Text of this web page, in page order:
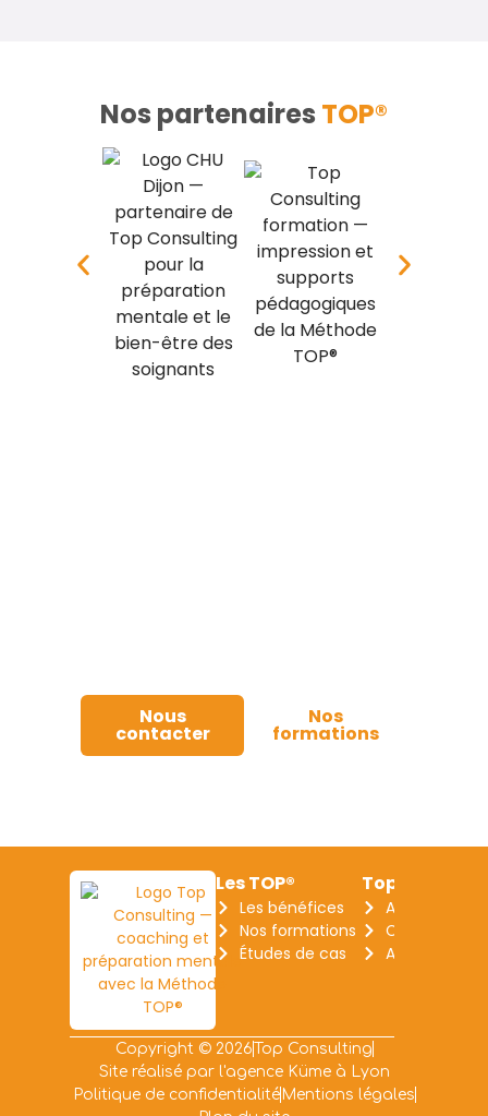
Nos partenaires TOP®
Nous
contacter
Nos
formations
Les TOP®
Les bénéfices
Nos formations
Études de cas
Top
A propos
Contact
Actualités
Copyright © 2026 Top Consulting
Site réalisé par l'agence Küme à Lyon
Politique de confidentialité Mentions légales